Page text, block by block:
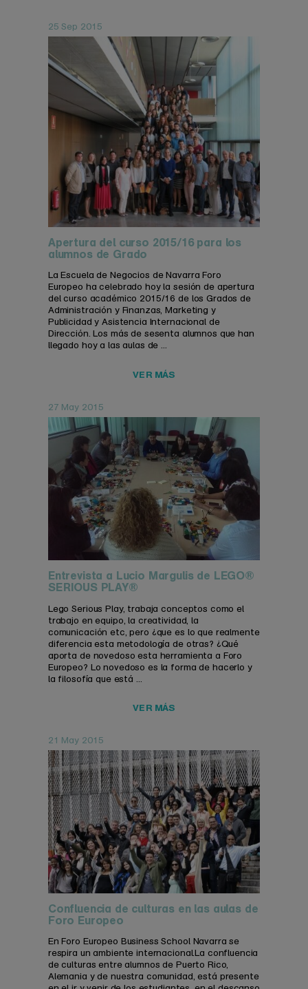
25 Sep 2015
Apertura del curso 2015/16 para los
alumnos de Grado
La Escuela de Negocios de Navarra Foro
Europeo ha celebrado hoy la sesión de apertura
del curso académico 2015/16 de los Grados de
Administración y Finanzas, Marketing y
Publicidad y Asistencia Internacional de
Dirección. Los más de sesenta alumnos que han
llegado hoy a las aulas de ...
VER MÁS
27 May 2015
Entrevista a Lucio Margulis de LEGO®
SERIOUS PLAY®
Lego Serious Play, trabaja conceptos como el
trabajo en equipo, la creatividad, la
comunicación etc, pero ¿que es lo que realmente
diferencia esta metodología de otras? ¿Qué
aporta de novedoso esta herramienta a Foro
Europeo? Lo novedoso es la forma de hacerlo y
la filosofía que está ...
VER MÁS
21 May 2015
Confluencia de culturas en las aulas de
Foro Europeo
En Foro Europeo Business School Navarra se
respira un ambiente internacional.La confluencia
de culturas entre alumnos de Puerto Rico,
Alemania y de nuestra comunidad, está presente